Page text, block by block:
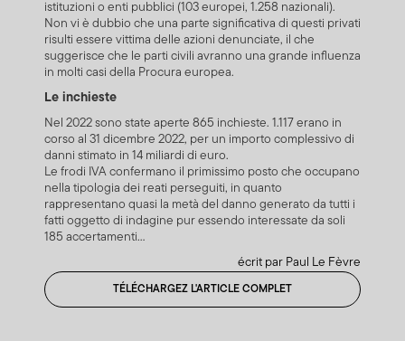
istituzioni o enti pubblici (103 europei, 1.258 nazionali).
Non vi è dubbio che una parte significativa di questi privati
risulti essere vittima delle azioni denunciate, il che
suggerisce che le parti civili avranno una grande influenza
in molti casi della Procura europea.
Le inchieste
Nel 2022 sono state aperte 865 inchieste. 1.117 erano in
corso al 31 dicembre 2022, per un importo complessivo di
danni stimato in 14 miliardi di euro.
Le frodi IVA confermano il primissimo posto che occupano
nella tipologia dei reati perseguiti, in quanto
rappresentano quasi la metà del danno generato da tutti i
fatti oggetto di indagine pur essendo interessate da soli
185 accertamenti...
écrit par Paul Le Fèvre
TÉLÉCHARGEZ L'ARTICLE COMPLET